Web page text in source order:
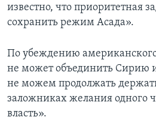
известно, что приоритетная
сохранить режим Асада».
По убеждению
не может объединить Сирию
не можем продолжать
заложниках желания одного
власть».